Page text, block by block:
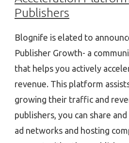
Publishers
Blognife is elated to
Publisher Growth- a
that helps you actively
revenue. This platform
growing their traffic and
publishers, you can share
ad networks and hosting